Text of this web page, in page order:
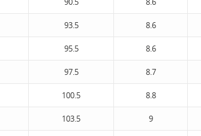
93.5 8.6
95.5 8.6
97.5 8.7
100.5 8.8
103.5 9